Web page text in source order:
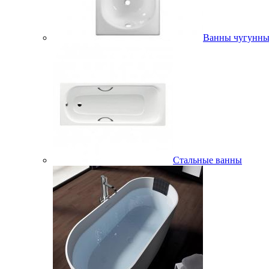
Ванны
Стальные ванны